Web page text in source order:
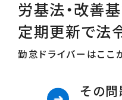
労基法・改善
定期更新で法
勤怠ドライバーはここ
その問